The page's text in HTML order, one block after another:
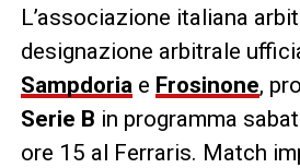
L’associazione italiana
designazione arbitrale
Sampdoriae Frosinone,
Serie B in programma
ore 15 al Ferraris. Match